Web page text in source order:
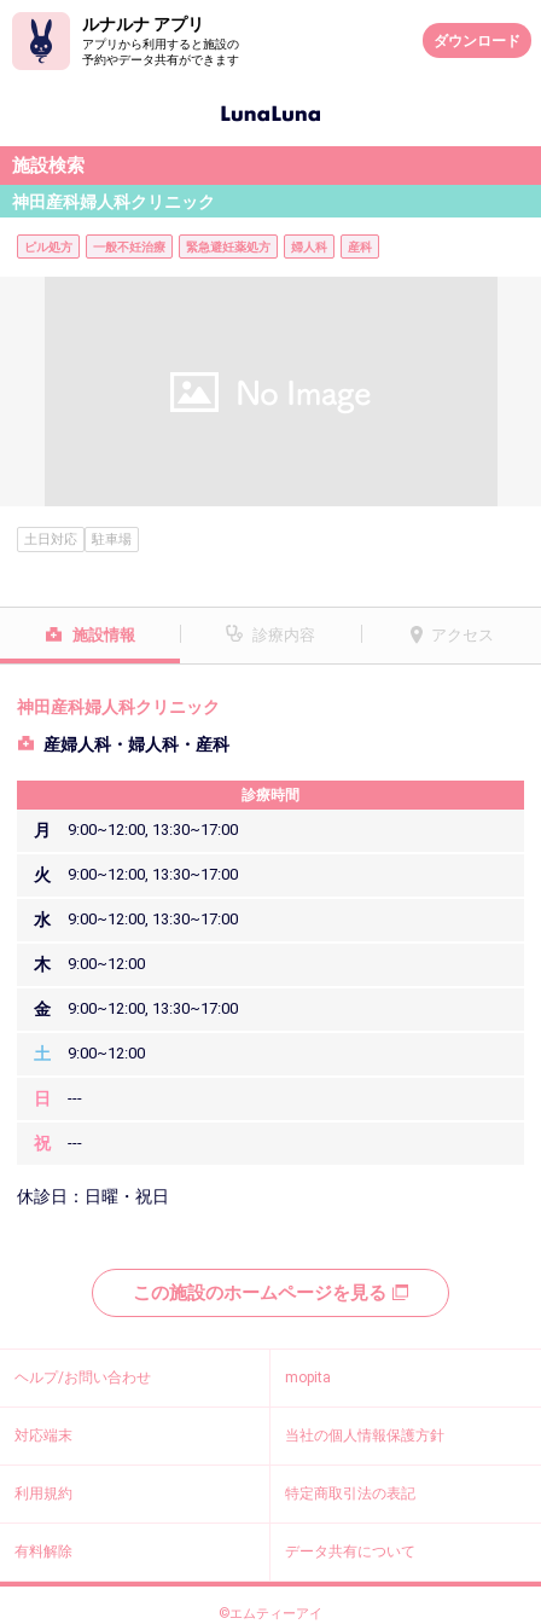
ルナルナ アプリ
アプリから利用すると施設の
予約やデータ共有ができます
ダウンロード
施設検索
神田産科婦人科クリニック
ピル処方 一般不妊治療 緊急避妊薬処方 婦人科 産科
土日対応 駐車場
施設情報 診療内容 アクセス
神田産科婦人科クリニック
産婦人科・婦人科・産科
診療時間
月 9:00~12:00, 13:30~17:00
火 9:00~12:00, 13:30~17:00
水 9:00~12:00, 13:30~17:00
木 9:00~12:00
金 9:00~12:00, 13:30~17:00
土 9:00~12:00
日 ---
祝 ---
休診日：日曜・祝日
この施設のホームページを見る
ヘルプ/お問い合わせ mopita
対応端末 当社の個人情報保護方針
利用規約 特定商取引法の表記
有料解除 データ共有について
©エムティーアイ